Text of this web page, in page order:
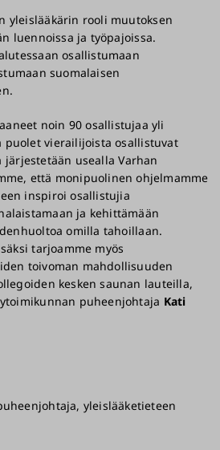
yleislääkärin rooli muutoksen
luennoissa ja työpajoissa.
osallistumaan
suomalaisen
noin 90 osallistujaa yli
puolet vierailijoista osallistuvat
usealla Varhan
että monipuolinen ohjelmamme
inspiroi osallistujia
ja kehittämään
omilla tahoillaan.
tarjoamme myös
toivoman mahdollisuuden
kesken saunan lauteilla,
puheenjohtaja Kati
yleislääketieteen